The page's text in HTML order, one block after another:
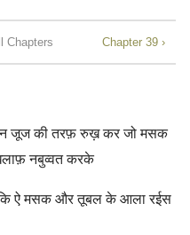
Chapters Chapter 39 ›
जूज की तरफ़ रुख़ कर जो मसक
नबुव्वत करके
कि ऐ मसक और तूबल के आला रईस